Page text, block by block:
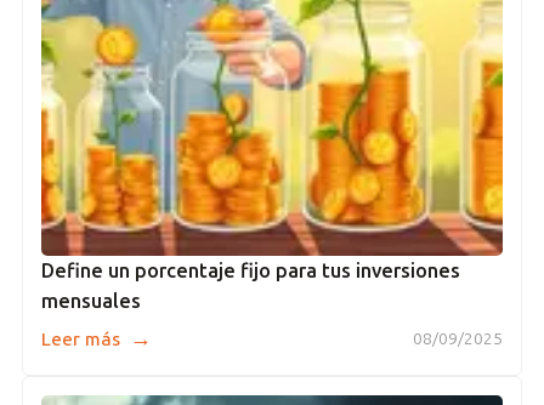
Define un porcentaje fijo para tus inversiones
mensuales
08/09/2025
Leer más →